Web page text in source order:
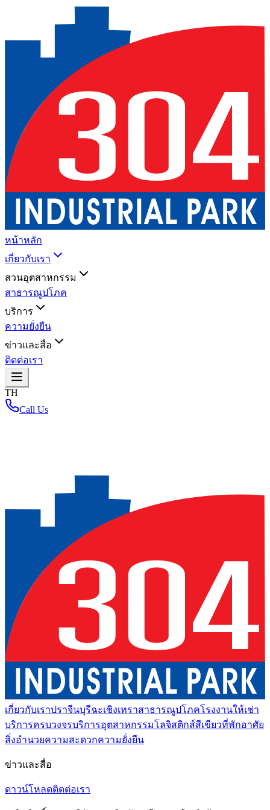
หน้าหลัก
เกี่ยวกับเรา
สวนอุตสาหกรรม
สาธารณูปโภค
บริการ
ความยั่งยืน
ข่าวและสื่อ
ติดต่อเรา
TH
Call Us
เกี่ยวกับเราปราจีนบุรีฉะเชิงเทราสาธารณูปโภคโรงงานให้เช่า
บริการครบวงจรบริการอุตสาหกรรมโลจิสติกส์สีเขียวที่พักอาศัย
สิ่งอำนวยความสะดวกความยั่งยืน
ข่าวและสื่อ
ดาวน์โหลดติดต่อเรา